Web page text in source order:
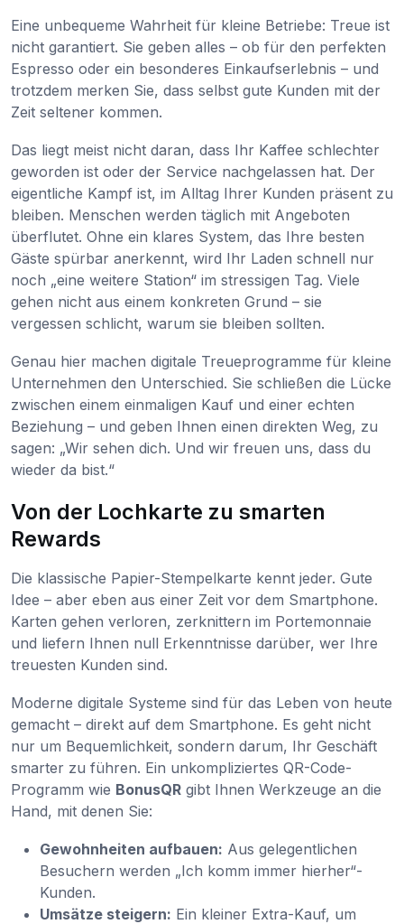
Eine unbequeme Wahrheit für kleine Betriebe: Treue ist
nicht garantiert. Sie geben alles – ob für den perfekten
Espresso oder ein besonderes Einkaufserlebnis – und
trotzdem merken Sie, dass selbst gute Kunden mit der
Zeit seltener kommen.
Das liegt meist nicht daran, dass Ihr Kaffee schlechter
geworden ist oder der Service nachgelassen hat. Der
eigentliche Kampf ist, im Alltag Ihrer Kunden präsent zu
bleiben. Menschen werden täglich mit Angeboten
überflutet. Ohne ein klares System, das Ihre besten
Gäste spürbar anerkennt, wird Ihr Laden schnell nur
noch „eine weitere Station“ im stressigen Tag. Viele
gehen nicht aus einem konkreten Grund – sie
vergessen schlicht, warum sie bleiben sollten.
Genau hier machen digitale Treueprogramme für kleine
Unternehmen den Unterschied. Sie schließen die Lücke
zwischen einem einmaligen Kauf und einer echten
Beziehung – und geben Ihnen einen direkten Weg, zu
sagen: „Wir sehen dich. Und wir freuen uns, dass du
wieder da bist.“
Von der Lochkarte zu smarten
Rewards
Die klassische Papier-Stempelkarte kennt jeder. Gute
Idee – aber eben aus einer Zeit vor dem Smartphone.
Karten gehen verloren, zerknittern im Portemonnaie
und liefern Ihnen null Erkenntnisse darüber, wer Ihre
treuesten Kunden sind.
Moderne digitale Systeme sind für das Leben von heute
gemacht – direkt auf dem Smartphone. Es geht nicht
nur um Bequemlichkeit, sondern darum, Ihr Geschäft
smarter zu führen. Ein unkompliziertes QR-Code-
Programm wie BonusQR gibt Ihnen Werkzeuge an die
Hand, mit denen Sie:
Gewohnheiten aufbauen: Aus gelegentlichen
Besuchern werden „Ich komm immer hierher“-
Kunden.
Umsätze steigern: Ein kleiner Extra-Kauf, um